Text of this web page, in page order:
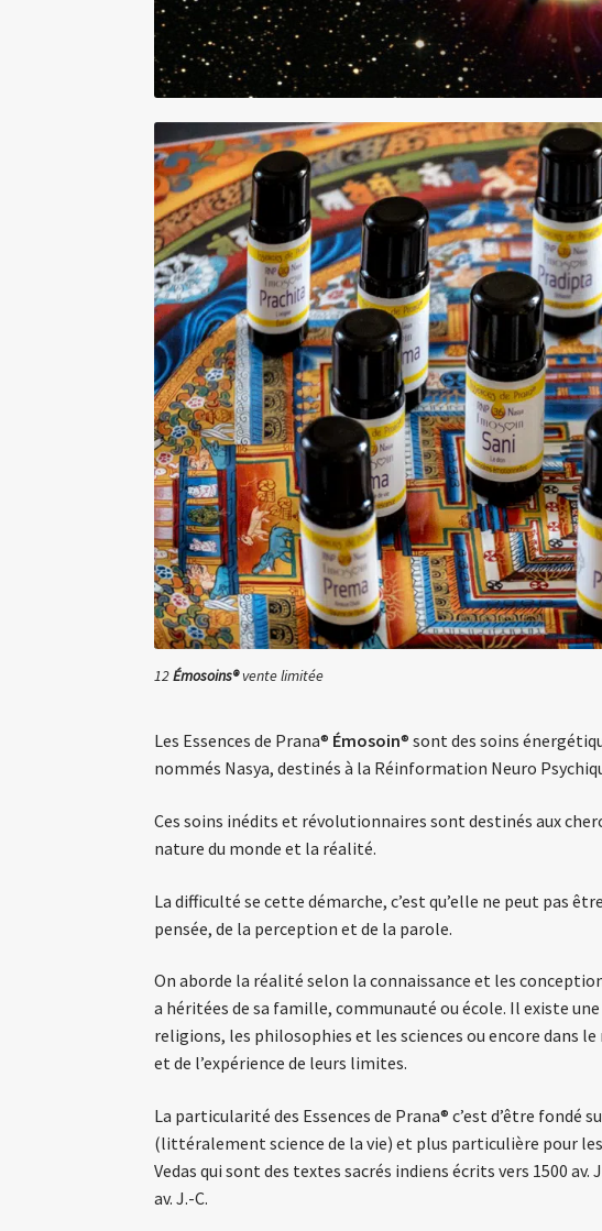
12Émosoins®vente limitée
Les Essences de Prana® Émosoin® sont des soins
nommés Nasya, destinés à la Réinformation Neuro
Ces soins inédits et révolutionnaires sont destinés aux
nature du monde et la réalité.
La difficulté se cette démarche, c’est qu’elle ne peut pas
pensée, de la perception et de la parole.
On aborde la réalité selon la connaissance et les
a héritées de sa famille, communauté ou école. Il existe
religions, les philosophies et les sciences ou encore dans
et de l’expérience de leurs limites.
La particularité des Essences de Prana® c’est d’être fondé
(littéralement science de la vie) et plus particulière pour
Vedas qui sont des textes sacrés indiens écrits vers 1500
av. J.-C.